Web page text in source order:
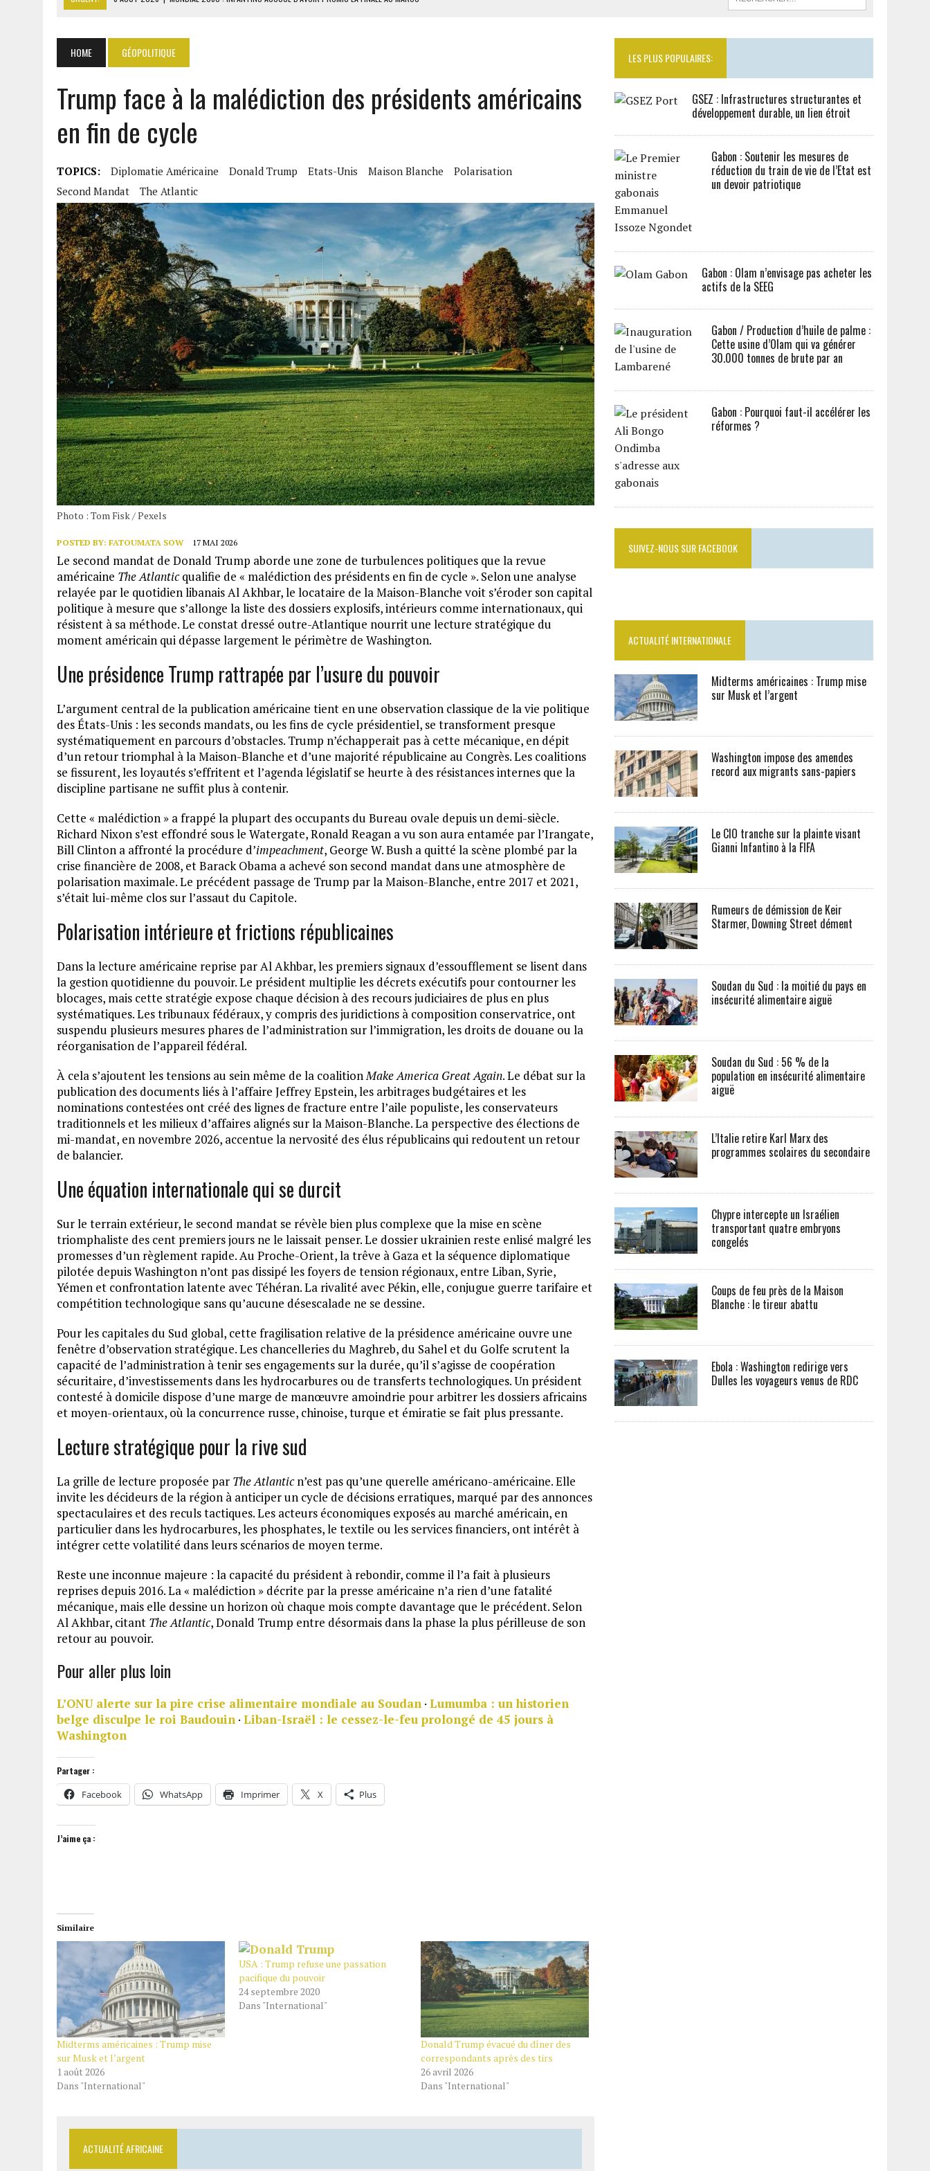
LA BANQUE MONDIALE ACCORDE 340 MILLIARDS FCFA AU SÉNÉGAL
6 AOÛT 2026 | CAN FÉMININE : LA CÔTE D’IVOIRE ET L’AFRIQUE DU SUD DÉCROCHENT LEUR QUALIFICATION POUR LES QUARTS DE FINALE
MONDIAL 2030 : INFANTINO ACCUSÉ D’AVOIR PROMIS LA FINALE AU MAROC
HOME GÉOPOLITIQUE
Trump face à la malédiction des présidents américains
en fin de cycle
TOPICS: Diplomatie Américaine Donald Trump Etats-Unis Maison Blanche
Polarisation
Second Mandat
The Atlantic
Photo : Tom Fisk / Pexels
POSTED BY: FATOUMATA SOW 17 MAI 2026
Le second mandat de Donald Trump aborde une zone de turbulences politiques que la revue
américaine The Atlanticqualifie de « malédiction des présidents en fin de cycle ». Selon une analyse
relayée par le quotidien libanais Al Akhbar, le locataire de la Maison-Blanche voit s’éroder son capital
politique à mesure que s’allonge la liste des dossiers explosifs, intérieurs comme internationaux, qui
résistent à sa méthode. Le constat dressé outre-Atlantique nourrit une lecture stratégique du
moment américain qui dépasse largement le périmètre de Washington.
Une présidence Trump rattrapée par l’usure du pouvoir
L’argument central de la publication américaine tient en une observation classique de la vie politique
des États-Unis : les seconds mandats, ou les fins de cycle présidentiel, se transforment presque
systématiquement en parcours d’obstacles. Trump n’échapperait pas à cette mécanique, en dépit
d’un retour triomphal à la Maison-Blanche et d’une majorité républicaine au Congrès. Les coalitions
se fissurent, les loyautés s’effritent et l’agenda législatif se heurte à des résistances internes que la
discipline partisane ne suffit plus à contenir.
Cette « malédiction » a frappé la plupart des occupants du Bureau ovale depuis un demi-siècle.
Richard Nixon s’est effondré sous le Watergate, Ronald Reagan a vu son aura entamée par l’Irangate,
Bill Clinton a affronté la procédure d’impeachment, George W. Bush a quitté la scène plombé par la
crise financière de 2008, et Barack Obama a achevé son second mandat dans une atmosphère de
polarisation maximale. Le précédent passage de Trump par la Maison-Blanche, entre 2017 et 2021,
s’était lui-même clos sur l’assaut du Capitole.
Polarisation intérieure et frictions républicaines
Dans la lecture américaine reprise par Al Akhbar, les premiers signaux d’essoufflement se lisent dans
la gestion quotidienne du pouvoir. Le président multiplie les décrets exécutifs pour contourner les
blocages, mais cette stratégie expose chaque décision à des recours judiciaires de plus en plus
systématiques. Les tribunaux fédéraux, y compris des juridictions à composition conservatrice, ont
suspendu plusieurs mesures phares de l’administration sur l’immigration, les droits de douane ou la
réorganisation de l’appareil fédéral.
À cela s’ajoutent les tensions au sein même de la coalitionMake America Great Again. Le débat sur la
publication des documents liés à l’affaire Jeffrey Epstein, les arbitrages budgétaires et les
nominations contestées ont créé des lignes de fracture entre l’aile populiste, les conservateurs
traditionnels et les milieux d’affaires alignés sur la Maison-Blanche. La perspective des élections de
mi-mandat, en novembre 2026, accentue la nervosité des élus républicains qui redoutent un retour
de balancier.
Une équation internationale qui se durcit
Sur le terrain extérieur, le second mandat se révèle bien plus complexe que la mise en scène
triomphaliste des cent premiers jours ne le laissait penser. Le dossier ukrainien reste enlisé malgré les
promesses d’un règlement rapide. Au Proche-Orient, la trêve à Gaza et la séquence diplomatique
pilotée depuis Washington n’ont pas dissipé les foyers de tension régionaux, entre Liban, Syrie,
Yémen et confrontation latente avec Téhéran. La rivalité avec Pékin, elle, conjugue guerre tarifaire et
compétition technologique sans qu’aucune désescalade ne se dessine.
Pour les capitales du Sud global, cette fragilisation relative de la présidence américaine ouvre une
fenêtre d’observation stratégique. Les chancelleries du Maghreb, du Sahel et du Golfe scrutent la
capacité de l’administration à tenir ses engagements sur la durée, qu’il s’agisse de coopération
sécuritaire, d’investissements dans les hydrocarbures ou de transferts technologiques. Un président
contesté à domicile dispose d’une marge de manœuvre amoindrie pour arbitrer les dossiers africains
et moyen-orientaux, où la concurrence russe, chinoise, turque et émiratie se fait plus pressante.
Lecture stratégique pour la rive sud
La grille de lecture proposée par The Atlanticn’est pas qu’une querelle américano-américaine. Elle
invite les décideurs de la région à anticiper un cycle de décisions erratiques, marqué par des annonces
spectaculaires et des reculs tactiques. Les acteurs économiques exposés au marché américain, en
particulier dans les hydrocarbures, les phosphates, le textile ou les services financiers, ont intérêt à
intégrer cette volatilité dans leurs scénarios de moyen terme.
Reste une inconnue majeure : la capacité du président à rebondir, comme il l’a fait à plusieurs
reprises depuis 2016. La « malédiction » décrite par la presse américaine n’a rien d’une fatalité
mécanique, mais elle dessine un horizon où chaque mois compte davantage que le précédent. Selon
Al Akhbar, citant The Atlantic, Donald Trump entre désormais dans la phase la plus périlleuse de son
retour au pouvoir.
Pour aller plus loin
L’ONU alerte sur la pire crise alimentaire mondiale au Soudan · Lumumba : un historien
belge disculpe le roi Baudouin · Liban-Israël : le cessez-le-feu prolongé de 45 jours à
Washington
Partager :
Facebook WhatsApp Imprimer X Plus
J’aime ça :
Similaire
Midterms américaines : Trump mise
sur Musk et l’argent
1 août 2026
Dans "International"
USA : Trump refuse une passation
pacifique du pouvoir
24 septembre 2020
Dans "International"
Donald Trump évacué du dîner des
correspondants après des tirs
26 avril 2026
Dans "International"
ACTUALITÉ AFRICAINE
LES PLUS POPULAIRES:
GSEZ : Infrastructures structurantes et
développement durable, un lien étroit
Gabon : Soutenir les mesures de
réduction du train de vie de l’Etat est
un devoir patriotique
Gabon : Olam n’envisage pas acheter les
actifs de la SEEG
Gabon / Production d’huile de palme :
Cette usine d’Olam qui va générer
30.000 tonnes de brute par an
Gabon : Pourquoi faut-il accélérer les
réformes ?
SUIVEZ-NOUS SUR FACEBOOK
ACTUALITÉ INTERNATIONALE
Midterms américaines : Trump mise
sur Musk et l’argent
Washington impose des amendes
record aux migrants sans-papiers
Le CIO tranche sur la plainte visant
Gianni Infantino à la FIFA
Rumeurs de démission de Keir
Starmer, Downing Street dément
Soudan du Sud : la moitié du pays en
insécurité alimentaire aiguë
Soudan du Sud : 56 % de la
population en insécurité alimentaire
aiguë
L’Italie retire Karl Marx des
programmes scolaires du secondaire
Chypre intercepte un Israélien
transportant quatre embryons
congelés
Coups de feu près de la Maison
Blanche : le tireur abattu
Ebola : Washington redirige vers
Dulles les voyageurs venus de RDC